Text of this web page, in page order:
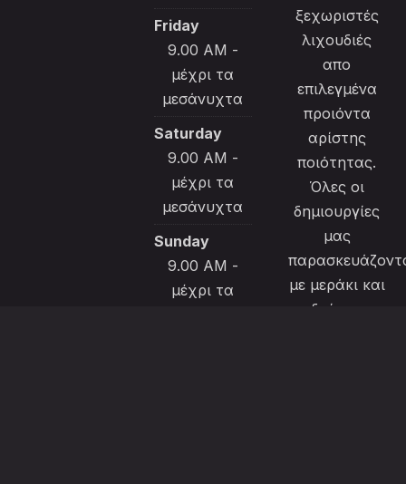
Friday
9.00 AM -
μέχρι τα
μεσάνυχτα
Saturday
9.00 AM -
μέχρι τα
μεσάνυχτα
Sunday
9.00 AM -
μέχρι τα
ξεχωριστές
λιχουδιές
απο
επιλεγμένα
προιόντα
αρίστης
ποιότητας.
Όλες οι
δημιουργίες
μας
με μεράκι και
ιδαίτερη